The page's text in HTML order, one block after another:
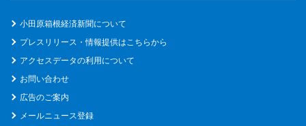
小田原箱根経済新聞について
プレスリリース・情報提供はこちらから
アクセスデータの利用について
お問い合わせ
広告のご案内
メールニュース登録